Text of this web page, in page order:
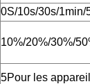
0S/10s/30s/
10%/20%/30%/
5Pour les